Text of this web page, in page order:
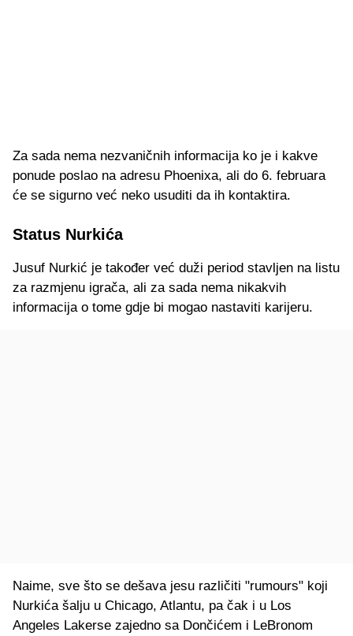
Za sada nema nezvaničnih informacija ko je i kakve
ponude poslao na adresu Phoenixa, ali do 6. februara
će se sigurno već neko usuditi da ih kontaktira.
Status Nurkića
Jusuf Nurkić je također već duži period stavljen na listu
za razmjenu igrača, ali za sada nema nikakvih
informacija o tome gdje bi mogao nastaviti karijeru.
Naime, sve što se dešava jesu različiti "rumours" koji
Nurkića šalju u Chicago, Atlantu, pa čak i u Los
Angeles Lakerse zajedno sa Dončićem i LeBronom